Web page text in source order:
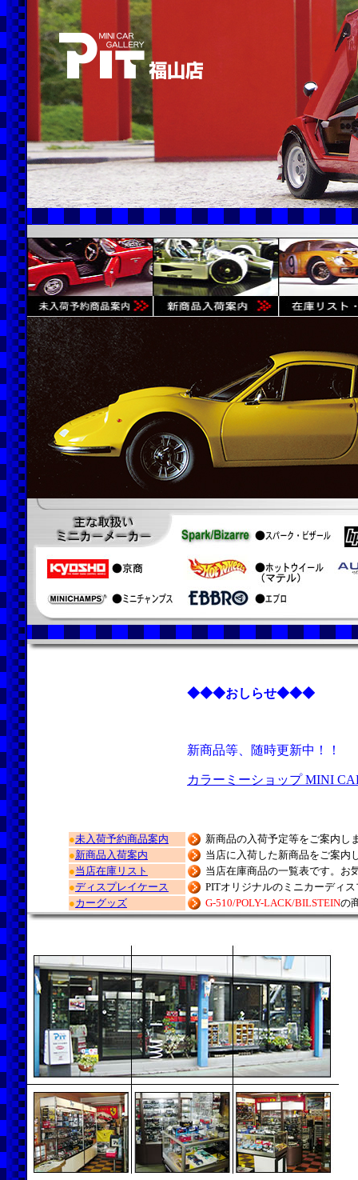
◆◆◆おしらせ◆◆◆
新商品等、随時更新中！！
カラーミーショップ MINI
●未入荷予約商品案内
新商品の入荷予定等をご案内し
●新商品入荷案内
当店に入荷した新商品をご案内
●当店在庫リスト
当店在庫商品の一覧表です。お
●ディスプレイケース
PITオリジナルのミニカーディ
●カーグッズ G-510/POLY-LACK/BILSTEINの